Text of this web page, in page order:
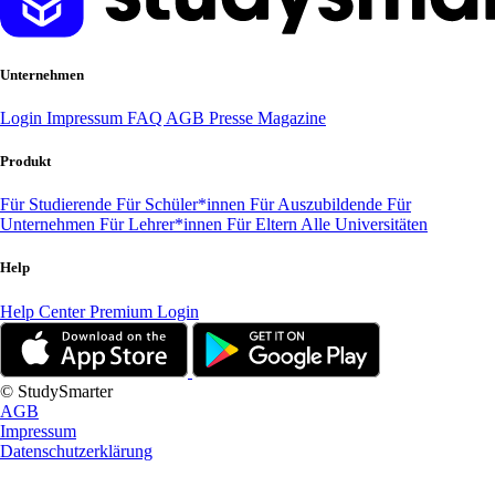
Unternehmen
Login Impressum FAQ AGB Presse Magazine
Produkt
Für Studierende Für Schüler*innen Für Auszubildende Für
Unternehmen Für Lehrer*innen Für Eltern Alle Universitäten
Help
Help CenterPremium Login
© StudySmarter
AGB
Impressum
Datenschutzerklärung